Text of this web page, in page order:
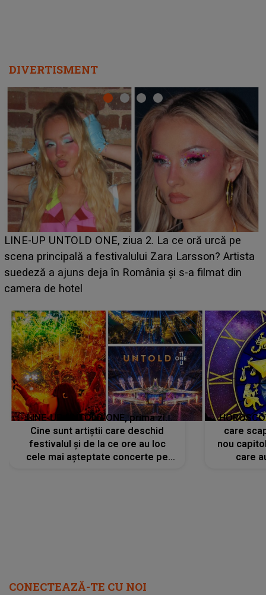
DIVERTISMENT
Ce a dezvăluit noua concurentă din "Casa Iubirii" l-a
luat prin surprindere pe Emanuel. CINE ESTE
BĂIATUL VIZAT de Alexandra?! Aflându-se în fața
faptului împlinit, A RECUNOSCUT IMEDIAT: "Am
LINE-UP UNTOLD ONE, prima zi.
Cine sunt artiștii care deschid
festivalul și de la ce ore au loc
cele mai așteptate concerte pe
care
nou
care
CONECTEAZĂ-TE CU NOI